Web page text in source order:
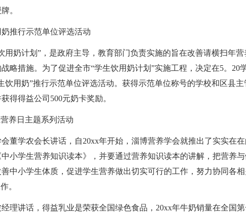
。
奶推行示范单位评选活动
用奶计划”，是政府主导，教育部门负责实施的旨在改善请横扫年营
略措施。为了促进全市“学生饮用奶计划”实施工程，决定在5。20
饮用奶”推行示范单位评选活动。获得示范单位称号的学校和区县主
得得益公司500元奶卡奖励。
养日主题系列活动
董学农会长讲话，自20xx年开始，淄博营养学会就推出了实实在
小学生营养知识读本》，并要通过营养知识读本的讲解，把营养
中小学生体质，促进学生营养做出切实可行的工作，努力协同各
。
理讲话，得益乳业是荣获全国绿色食品，20xx年牛奶销量在全国